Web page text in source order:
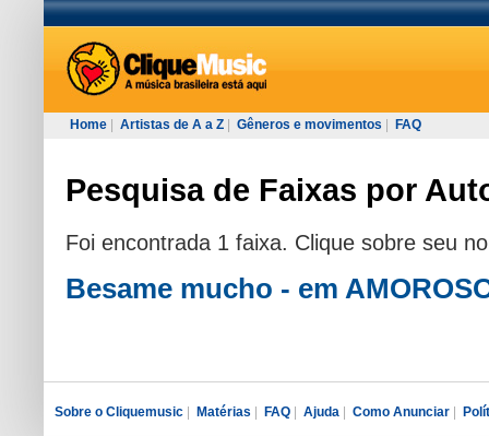
Home Artistas de A a Z Gêneros e movimentos FAQ
Pesquisa de Faixas por
Foi encontrada 1 faixa. Clique sobre seu
Besame mucho - em
Sobre o Cliquemusic | Matérias | FAQ | Ajuda | Como Anunciar |